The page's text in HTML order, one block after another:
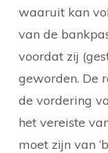
waaruit kan
van de
voordat zij
geworden. De
de vordering
het vereiste
moet zijn van